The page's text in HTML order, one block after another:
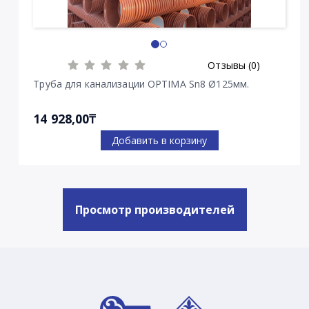
Отзывы (0)
Труба для канализации OPTIMA Sn8 Ø125мм.
14 928,00₸
Добавить в корзину
Просмотр производителей